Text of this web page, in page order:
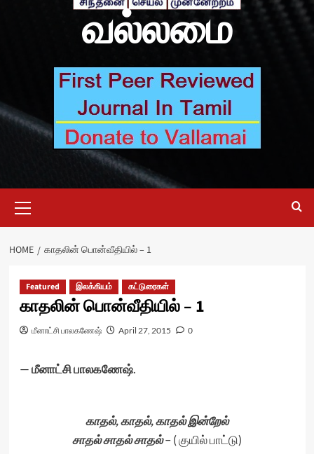
வல்லமை
Menu
HOME காதலின் பொன்வீதியில் – 1
Featured இலக்கியம் கட்டுரைகள்
காதலின் பொன்வீதியில் – 1
மீனாட்சி பாலகணேஷ் April 27, 2015 0
—மீனாட்சி பாலகணேஷ்.
காதல், காதல், காதல் இன்றேல்
சாதல் சாதல் சாதல்– ( குயில் பாட்டு)